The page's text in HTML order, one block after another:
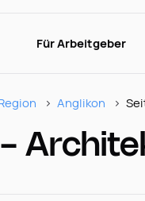
Für Arbeitgeber
Anglikon